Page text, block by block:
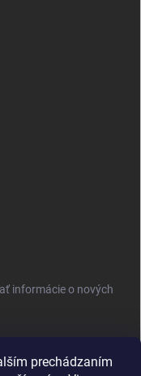
prechádzaním
informácie o nových